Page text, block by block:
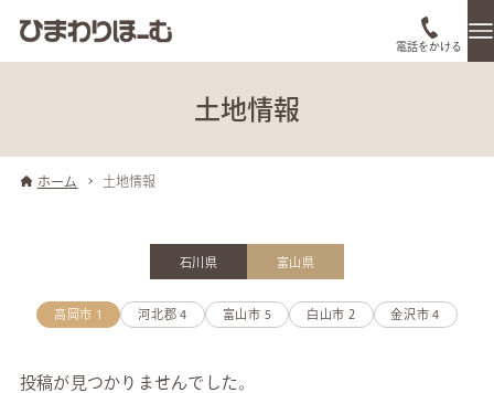
電話をかける
土地情報
ホーム 土地情報
石川県 富山県
高岡市 1 河北郡 4 富山市 5 白山市 2 金沢市 4
投稿が見つかりませんでした。